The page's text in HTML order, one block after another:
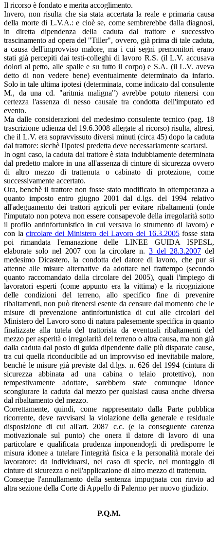
Il ricorso è fondato e merita accoglimento.
Invero, non risulta che sia stata accertata la reale e primaria causa
della morte di L.V.A.: e cioè se, come sembrerebbe dalla diagnosi,
in diretta dipendenza della caduta dal trattore e successivo
trascinamento ad opera del "Tiller", ovvero, già prima di tale caduta,
a causa dell'improvviso malore, ma i cui segni premonitori erano
stati già percepiti dai testi-colleghi di lavoro R.S. (il L.V. accusava
dolori al petto, alle spalle e su tutto il corpo) e S.A. (il L.V. aveva
detto di non vedere bene) eventualmente determinato da infarto.
Solo in tale ultima ipotesi (determinata, come indicato dal consulente
M., da una cd. "aritmia maligna") avrebbe potuto ritenersi con
certezza l'assenza di nesso causale tra condotta dell'imputato ed
evento.
Ma dalle considerazioni del medesimo consulente tecnico (pag. 18
trascrizione udienza del 19.6.3008 allegate al ricorso) risulta, altresì,
che il L.V. era sopravvissuto diversi minuti (circa 45) dopo la caduta
dal trattore: sicchè l'ipotesi predetta deve necessariamente scartarsi.
In ogni caso, la caduta dal trattore è stata indubbiamente determinata
dal predetto malore in una all'assenza di cinture di sicurezza ovvero
di altro mezzo di trattenuta o cabinato di protezione, come
successivamente accertato.
Ora, benchè il trattore non fosse stato modificato in ottemperanza a
quanto imposto entro giugno 2001 dal d.lgs. del 1994 relativo
all'adeguamento dei trattori agricoli per evitare ribaltamenti (onde
l'imputato non poteva non essere consapevole della irregolarità sotto
il profilo antinfortunistico in cui versava lo strumento di lavoro) e
con lacircolare dei Ministero del Lavoro del 16.3.2005fosse stata
poi rimandata l'emanazione delle LINEE GUIDA ISPESL,
elaborate solo nel 2007 con la circolare n. 3 del 28.3.2007 del
medesimo Dicastero, la condotta del datore di lavoro, che pur si
attenne alle misure alternative da adottare nel frattempo (secondo
quanto raccomandato dalla circolare del 2005), quali l'impiego di
lavoratori esperti (come appunto era la vittima) e la ricognizione
delle condizioni del terreno, allo specifico fine di prevenire
ribaltamenti, non può ritenersi esente da censure dal momento che le
misure di prevenzione antinfortunistica di cui alle circolari del
Ministero del Lavoro sono di natura palesemente specifica in quanto
finalizzate alla tutela del trattorista da eventuali ribaltamenti del
mezzo per asperità o irregolarità del terreno o altra causa, ma non già
dalla caduta dal posto di guida dipendente dalle più disparate cause,
tra cui quella riconducibile ad un improvviso ed inevitabile malore,
benchè le misure già previste dal d.lgs. n. 626 del 1994 (cintura di
sicurezza abbinata ad una cabina o telaio protettivo), non
tempestivamente adottate, sarebbero state comunque idonee
scongiurare la caduta dal mezzo per qualsiasi causa anche diversa
dal ribaltamento del mezzo.
Correttamente, quindi, come rappresentato dalla Parte pubblica
ricorrente, deve ravvisarsi la violazione della generale e residuale
disposizione di cui all'art. 2087 c.c. (e la conseguente carenza
motivazionale sul punto) che onera il datore di lavoro di una
particolare e qualificata prudenza imponendogli di predisporre le
misura idonee a tutelare l'integrità fisica e la personalità morale dei
lavoratore: da individuarsi, nel caso di specie, nel montaggio di
cinture di sicurezza o nell'applicazione di altro mezzo di trattenuta.
Consegue l'annullamento della sentenza impugnata con rinvio ad
altra sezione della Corte di Appello di Palermo per nuovo giudizio.
P.Q.M.